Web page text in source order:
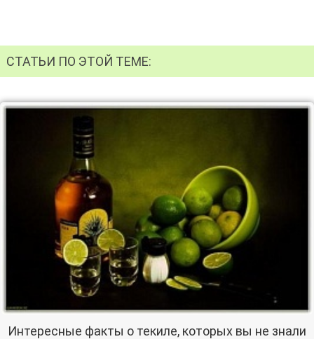
СТАТЬИ ПО ЭТОЙ ТЕМЕ:
Интересные факты о текиле, которых вы не знали